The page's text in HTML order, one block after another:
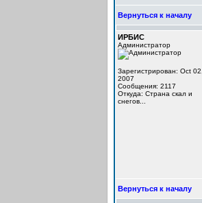
Вернуться к началу
ИРБИС
Администратор
Зарегистрирован: Oct 02,
2007
Сообщения: 2117
Откуда: Cтрана скал и
снегов...
Вернуться к началу